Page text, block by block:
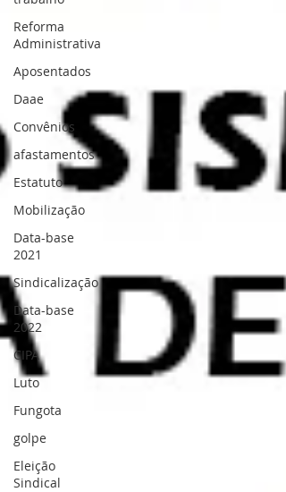
Reforma
Administrativa
Aposentados
Daae
Convênios
afastamentos
Estatuto
Mobilização
Data-base
2021
Sindicalização
Data-base
2022
CIPA
Luto
Fungota
golpe
Eleição
Sindical